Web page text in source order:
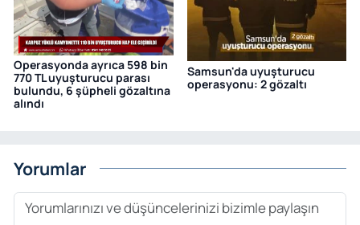
Operasyonda ayrıca 598 bin
770 TL uyuşturucu parası
bulundu, 6 şüpheli gözaltına
alındı
Samsun'da uyuşturucu
operasyonu: 2 gözaltı
Yorumlar